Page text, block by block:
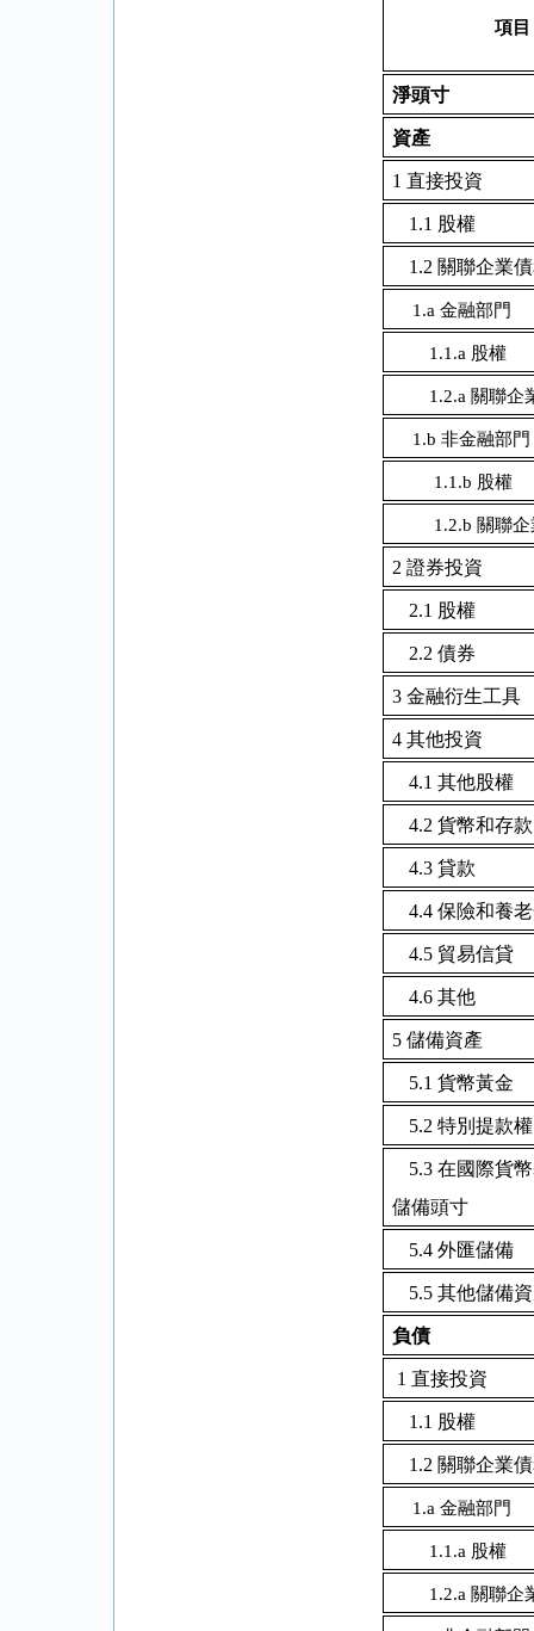
項目
淨頭寸
資產
1 直接投資
1.1 股權
1.2 關聯企業
1.a 金融部門
1.1.a 股權
1.2.a 關聯企
1.b 非金融部門
1.1.b 股權
1.2.b 關聯
2 證券投資
2.1 股權
2.2 債券
3 金融衍生工具
4 其他投資
4.1 其他股權
4.2 貨幣和存款
4.3 貸款
4.4 保險和養
4.5 貿易信貸
4.6 其他
5 儲備資產
5.1 貨幣黃金
5.2 特別提款權
5.3 在國際貨
儲備頭寸
5.4 外匯儲備
5.5 其他儲備
負債
1 直接投資
1.1 股權
1.2 關聯企業
1.a 金融部門
1.1.a 股權
1.2.a 關聯企